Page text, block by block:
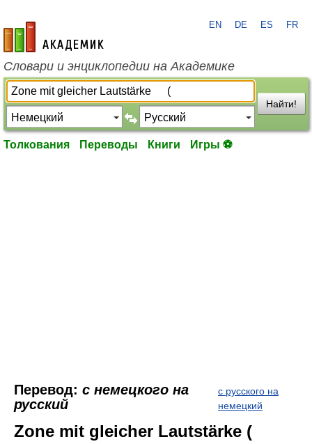
academic.ru
EN DE ES FR
Словари и энциклопедии на Академике
Найти!
Толкования Переводы Книги Игры ⚽
Перевод: с немецкого на
русский
с русского на
немецкий
Zone mit gleicher Lautstärke (